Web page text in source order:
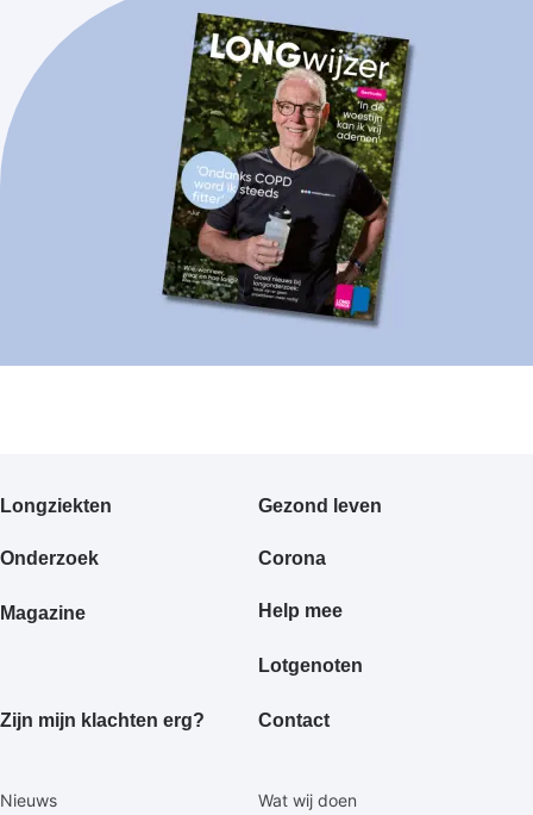
Primair
Longziekten Gezond leven
Onderzoek Corona
Magazine Help mee
Lotgenoten
Zijn mijn klachten erg? Contact
Secundaire
Nieuws
Wat wij doen